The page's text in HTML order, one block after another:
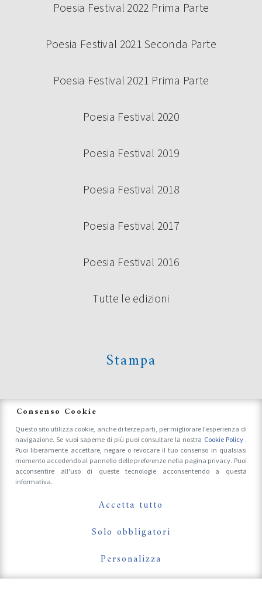
Poesia Festival 2022 Prima Parte
Poesia Festival 2021 Seconda Parte
Poesia Festival 2021 Prima Parte
Poesia Festival 2020
Poesia Festival 2019
Poesia Festival 2018
Poesia Festival 2017
Poesia Festival 2016
Tutte le edizioni
Stampa
Accrediti Stampa e Fotografi
Follow Us On
Consenso Cookie
Questo sito utilizza cookie, anche di terze parti, per migliorare l'esperienza di
navigazione. Se vuoi saperne di più puoi consultare la nostra Cookie Policy .
Puoi liberamente accettare, negare o revocare il tuo consenso in qualsiasi
momento accedendo al pannello delle preferenze nella pagina privacy. Puoi
acconsentire all'uso di queste tecnologie acconsentendo a questa
informativa.
Accetta tutto
Solo obbligatori
Personalizza